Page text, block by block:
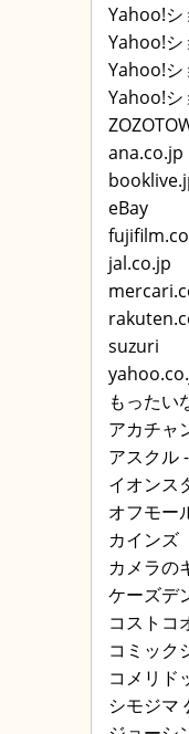
Yahoo!シ
Yahoo!シ
Yahoo!シ
Yahoo!シ
ana.co.jp
eBay
jal.co.jp
suzuri
もったい
アカチャ
アスクル
イオンス
オフモー
カインズ
カメラの
ケーズデ
コストコ
コミック
コメリド
シモジマ